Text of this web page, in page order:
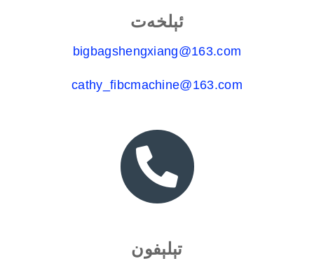
ئېلخەت
bigbagshengxiang@163.com
cathy_fibcmachine@163.com
تېلېفون